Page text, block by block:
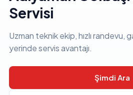
Servisi
Uzman teknik ekip, hızlı randevu,
yerinde servis avantajı.
Şimdi Ara